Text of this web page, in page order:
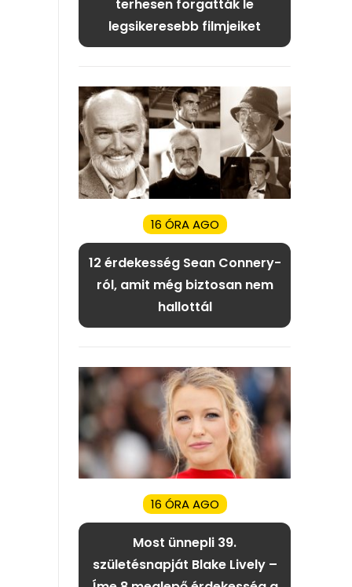
terhesen forgatták le
legsikeresebb filmjeiket
16 ÓRA AGO
12 érdekesség Sean Connery-
ról, amit még biztosan nem
hallottál
16 ÓRA AGO
Most ünnepli 39.
születésnapját Blake Lively –